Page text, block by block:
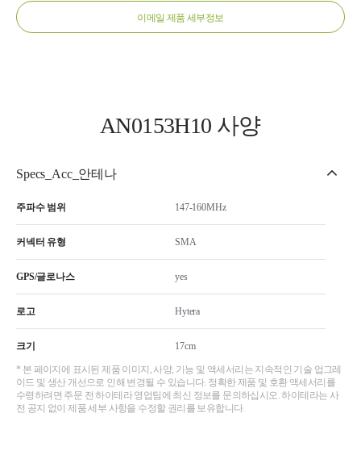
이메일 제품 세부정보
AN0153H10 사양
Specs_Acc_안테나
주파수 범위 147-160MHz
커넥터 유형 SMA
GPS/글로나스 yes
로고 Hytera
크기 17cm
* 본 페이지에 표시된 제품 이미지, 사양, 기능 및 액세서리는 지속적인 기술 업그레
이드 및 생산 개선으로 인해 변경될 수 있습니다. 정확한 제품 및 호환 액세서리를
수령하려면 주문 전 하이테라 영업팀에 최신 정보를 문의하십시오. 하이테라는 사
전 공지 없이 제품 세부 사항을 수정할 권리를 보유합니다.